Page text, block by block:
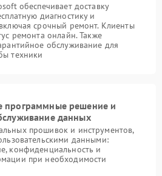
обеспечивает доставку
диагностику и
срочный ремонт. Клиенты
ремонта онлайн. Также
обслуживание для
техники
программные решение и
данных
прошивок и инструментов,
данными:
конфиденциальность и
при необходимости